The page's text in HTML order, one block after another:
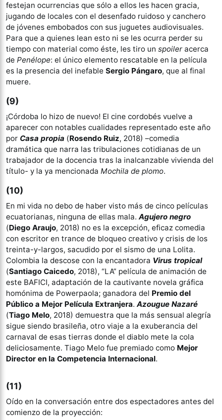
festejan ocurrencias que sólo a ellos les hacen gracia,
jugando de locales con el desenfado ruidoso y canchero
de jóvenes embobados con sus juguetes audiovisuales.
Para que a quienes lean esto ni se les ocurra perder su
tiempo con material como éste, les tiro un spoiler acerca
de Penélope: el único elemento rescatable en la película
es la presencia del inefable Sergio Pángaro, que al final
muere.
(9)
¡Córdoba lo hizo de nuevo! El cine cordobés vuelve a
aparecer con notables cualidades representado este año
por Casa propia (Rosendo Ruiz, 2018) –comedia
dramática que narra las tribulaciones cotidianas de un
trabajador de la docencia tras la inalcanzable vivienda del
título- y la ya mencionada Mochila de plomo.
(10)
En mi vida no debo de haber visto más de cinco películas
ecuatorianas, ninguna de ellas mala.Agujero negro
(Diego Araujo, 2018) no es la excepción, eficaz comedia
con escritor en trance de bloqueo creativo y crisis de los
treinta-y-largos, sacudido por el sismo de una Lolita.
Colombia la descose con la encantadora Virus tropical
(Santiago Caicedo, 2018), “LA” película de animación de
este BAFICI, adaptación de la cautivante novela gráfica
homónima de Powerpaola; ganadora del Premio del
Público a Mejor Película Extranjera.Azougue Nazaré
(Tiago Melo, 2018) demuestra que la más sensual alegría
sigue siendo brasileña, otro viaje a la exuberancia del
carnaval de esas tierras donde el diablo mete la cola
deliciosamente. Tiago Melo fue premiado como Mejor
Director en la Competencia Internacional.
(11)
Oído en la conversación entre dos espectadores antes del
comienzo de la proyección: